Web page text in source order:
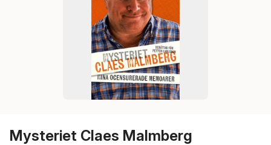
Mysteriet Claes Malmberg